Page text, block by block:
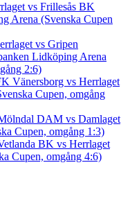
vs Frillesås BK
Arena (Svenska Cupen
vs Gripen
Lidköping Arena
2:6)
Vänersborg vs Herrlaget
Cupen, omgång
DAM vs Damlaget
Cupen, omgång 1:3)
BK vs Herrlaget
Cupen, omgång 4:6)